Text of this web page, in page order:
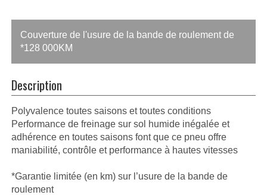
Couverture de l'usure de la bande de roulement de
*128 000KM
Description
Polyvalence toutes saisons et toutes conditions
Performance de freinage sur sol humide inégalée et
adhérence en toutes saisons font que ce pneu offre
maniabilité, contrôle et performance à hautes vitesses
*Garantie limitée (en km) sur l’usure de la bande de
roulement